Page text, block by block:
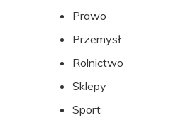
Prawo
Przemysł
Rolnictwo
Sklepy
Sport